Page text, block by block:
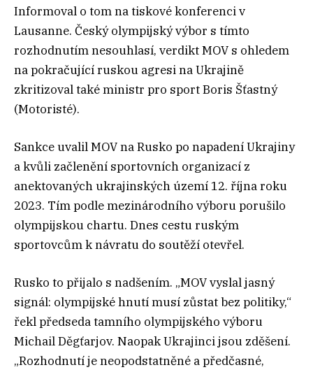
Informoval o tom na tiskové konferenci v
Lausanne. Český olympijský výbor s tímto
rozhodnutím nesouhlasí, verdikt MOV s ohledem
na pokračující ruskou agresi na Ukrajině
zkritizoval také ministr pro sport Boris Šťastný
(Motoristé).
Sankce uvalil MOV na Rusko po napadení Ukrajiny
a kvůli začlenění sportovních organizací z
anektovaných ukrajinských území 12. října roku
2023. Tím podle mezinárodního výboru porušilo
olympijskou chartu. Dnes cestu ruským
sportovcům k návratu do soutěží otevřel.
Rusko to přijalo s nadšením. „MOV vyslal jasný
signál: olympijské hnutí musí zůstat bez politiky,“
řekl předseda tamního olympijského výboru
Michail Děgťarjov. Naopak Ukrajinci jsou zděšení.
„Rozhodnutí je neopodstatněné a předčasné,